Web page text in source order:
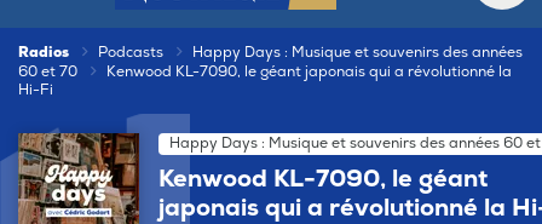
Radios Podcasts
Happy Days : Musique et souvenirs des années
60 et 70
Kenwood KL-7090, le géant japonais qui a révolutionné la
Hi-Fi
Happy Days : Musique et souvenirs des années 60
Kenwood KL-7090, le géant
japonais qui a révolutionné la